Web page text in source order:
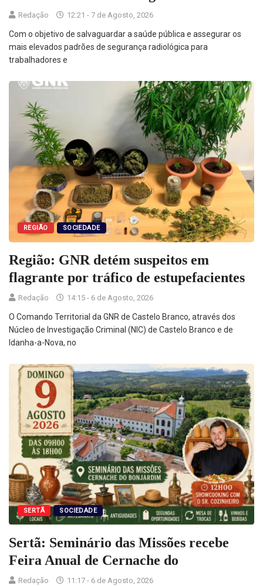
Redação 12:21 - 7 de Agosto, 2026
Com o objetivo de salvaguardar a saúde pública e assegurar os
mais elevados padrões de segurança radiológica para
trabalhadores e
REGIÃO SOCIEDADE
Região: GNR detém suspeitos em
flagrante por tráfico de estupefacientes
Redação 14:15 - 6 de Agosto, 2026
O Comando Territorial da GNR de Castelo Branco, através dos
Núcleo de Investigação Criminal (NIC) de Castelo Branco e de
Idanha-a-Nova, no
SERTÃ SOCIEDADE
Sertã: Seminário das Missões recebe
Feira Anual de Cernache do
Redação 11:17 - 6 de Agosto, 2026